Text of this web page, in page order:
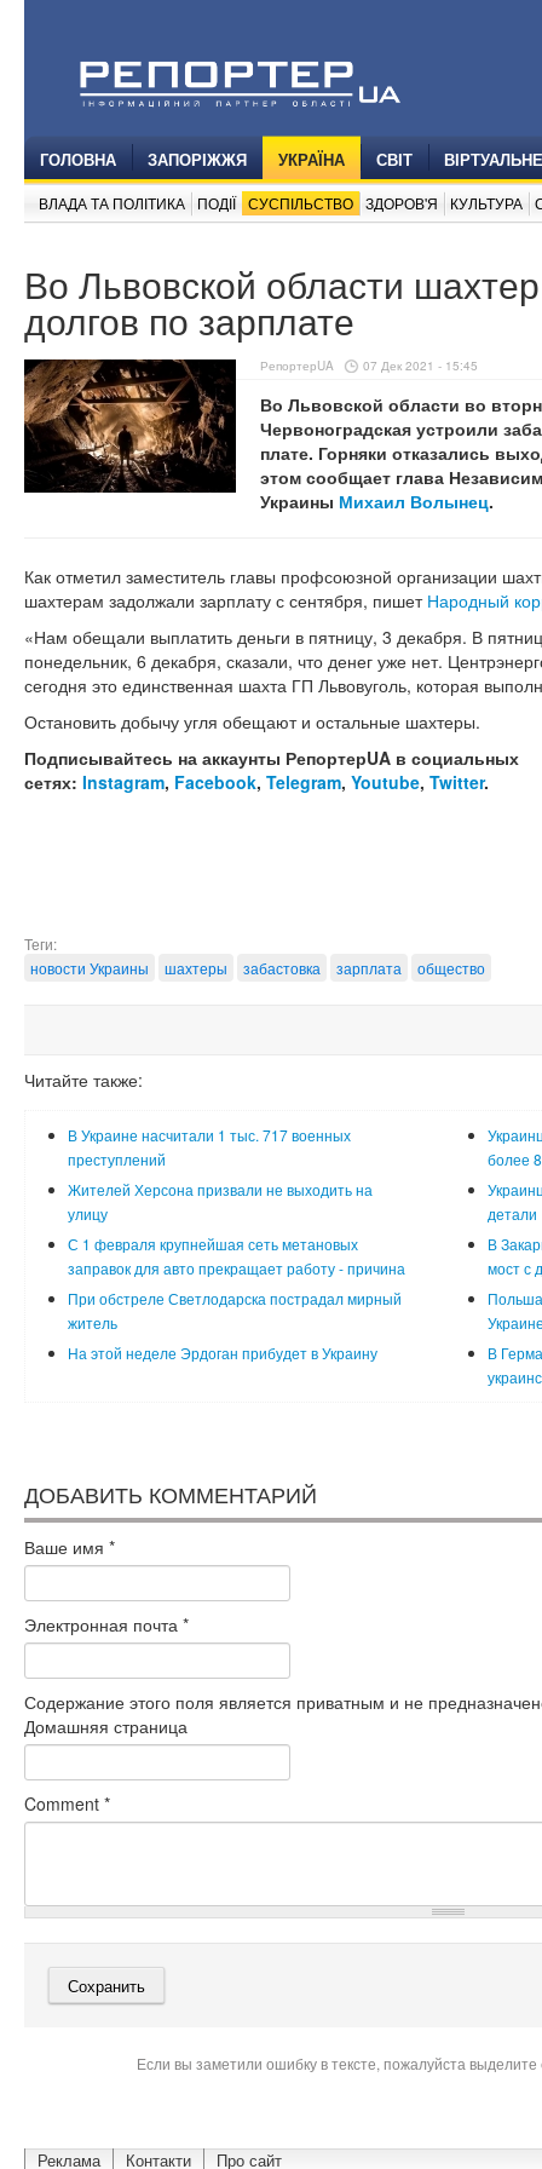
ГОЛОВНА ЗАПОРІЖЖЯ УКРАЇНА СВІТ
ВЛАДА ТА ПОЛІТИКА ПОДІЇ СУСПІЛЬСТВО ЗДОРОВ'Я КУЛЬТУРА
Во Львовской области
долгов по зарплате
РепортерUA 07 Дек 2021 - 15:45
Во Львовской области во
Червоноградская устроили
плате. Горняки отказались
этом сообщает глава
Украины Михаил Волынец.
Как отметил заместитель главы профсоюзной организации
шахтерам задолжали зарплату с сентября, пишет Народный
«Нам обещали выплатить деньги в пятницу, 3 декабря. В
понедельник, 6 декабря, сказали, что денег уже нет.
сегодня это единственная шахта ГП Львовуголь, которая
Остановить добычу угля обещают и остальные шахтеры.
Подписывайтесь на аккаунты РепортерUA в социальных
сетях: Instagram, Facebook, Telegram, Youtube, Twitter.
Теги:
новости Украины
шахтеры забастовка зарплата общество
Читайте также:
В Украине насчитали 1 тыс. 717 военных
преступлений
более
Жителей Херсона призвали не выходить на
улицу
детали
С 1 февраля крупнейшая сеть метановых
заправок для авто прекращает работу - причина
В
мост с
При обстреле Светлодарска пострадал мирный
житель
На этой неделе Эрдоган прибудет в Украину
В
ДОБАВИТЬ КОММЕНТАРИЙ
Ваше имя *
Электронная почта *
Содержание этого поля является приватным и не
Домашняя страница
Comment *
Если вы заметили ошибку в тексте, пожалуйста
Реклама Контакти Про сайт